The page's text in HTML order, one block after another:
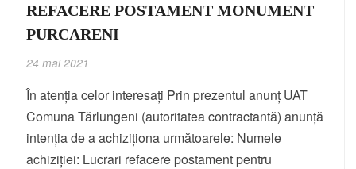
REFACERE POSTAMENT MONUMENT
PURCARENI
24 mai 2021
În atenția celor interesați Prin prezentul anunț UAT
Comuna Tărlungeni (autoritatea contractantă) anunță
intenția de a achiziționa următoarele: Numele
achiziției: Lucrari refacere postament pentru